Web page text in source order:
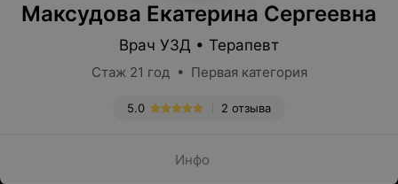
Максудова Екатерина Сергеевна
Врач УЗД • Терапевт
Стаж 21 год • Первая категория
2 отзыва
5.0
Инфо